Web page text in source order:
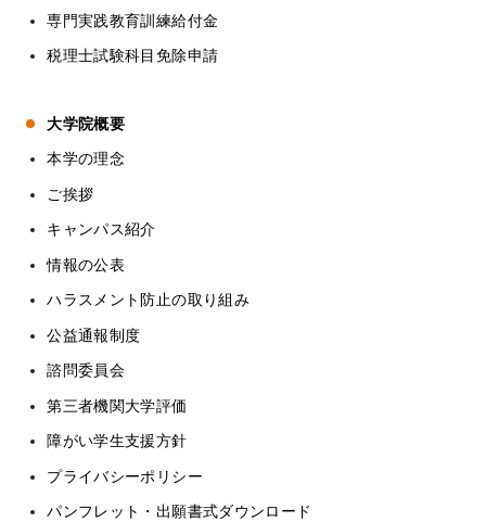
専門実践教育訓練給付金
税理士試験科目免除申請
大学院概要
本学の理念
ご挨拶
キャンパス紹介
情報の公表
ハラスメント防止の取り組み
公益通報制度
諮問委員会
第三者機関大学評価
障がい学生支援方針
プライバシーポリシー
パンフレット・出願書式ダウンロード